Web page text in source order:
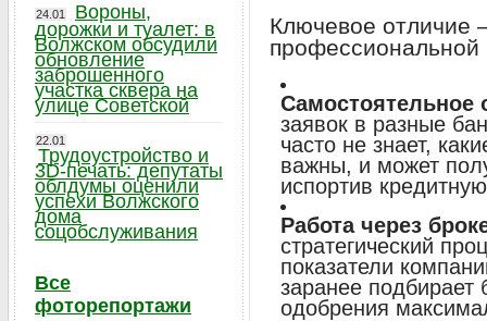
Ключевое отличие
профессиональной
Самостоятельное
заявок в разные
часто не знает,
важны, и может
испортив
Работа через
стратегический
показатели
заранее подбирает
одобрения
24.01
Вороны,
дорожки и туалет: в
Волжском обсудили
обновление
заброшенного
участка сквера на
улице Советской
22.01
Трудоустройство и
3D-печать: депутаты
облдумы оценили
успехи Волжского
дома
соцобслуживания
Все
фоторепортажи